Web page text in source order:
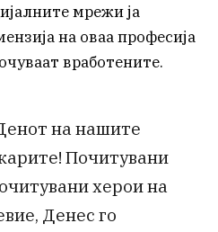
мрежи ја
на оваа професија
вработените.
на нашите
Почитувани
херои на
Денес го